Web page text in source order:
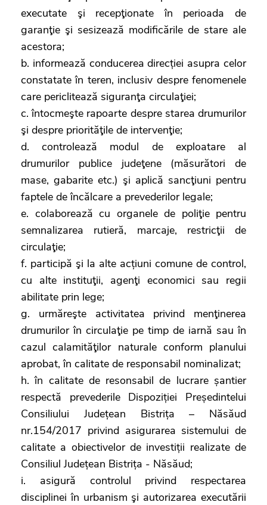
executate şi recepţionate în perioada de
garanţie şi sesizează modificările de stare ale
acestora;
b. informează conducerea direcției asupra celor
constatate în teren, inclusiv despre fenomenele
care periclitează siguranţa circulaţiei;
c. întocmeşte rapoarte despre starea drumurilor
şi despre priorităţile de intervenţie;
d. controlează modul de exploatare al
drumurilor publice judeţene (măsurători de
mase, gabarite etc.) şi aplică sancţiuni pentru
faptele de încălcare a prevederilor legale;
e. colaborează cu organele de poliţie pentru
semnalizarea rutieră, marcaje, restricţii de
circulaţie;
f. participă şi la alte acțiuni comune de control,
cu alte instituţii, agenţi economici sau regii
abilitate prin lege;
g. urmăreşte activitatea privind menţinerea
drumurilor în circulaţie pe timp de iarnă sau în
cazul calamităţilor naturale conform planului
aprobat, în calitate de responsabil nominalizat;
h. în calitate de resonsabil de lucrare șantier
respectă prevederile Dispoziției Președintelui
Consiliului Județean Bistrița – Năsăud
nr.154/2017 privind asigurarea sistemului de
calitate a obiectivelor de investiții realizate de
Consiliul Județean Bistrița - Năsăud;
i. asigură controlul privind respectarea
disciplinei în urbanism şi autorizarea executării